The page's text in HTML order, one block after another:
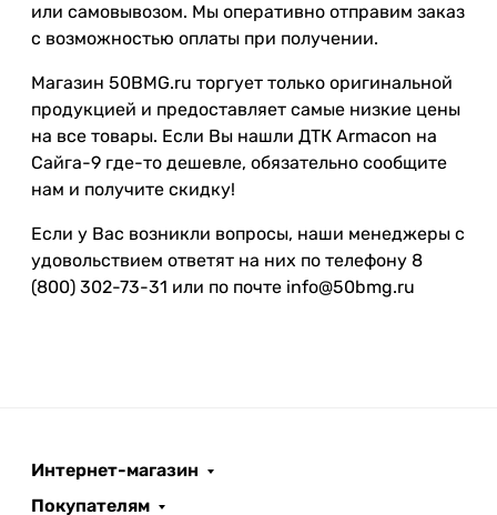
или самовывозом. Мы оперативно отправим заказ
с возможностью оплаты при получении.
Магазин 50BMG.ru торгует только оригинальной
продукцией и предоставляет самые низкие цены
на все товары. Если Вы нашли ДТК Armacon на
Сайга-9 где-то дешевле, обязательно сообщите
нам и получите скидку!
Если у Вас возникли вопросы, наши менеджеры с
удовольствием ответят на них по телефону 8
(800) 302-73-31 или по почте info@50bmg.ru
Интернет-магазин
Покупателям